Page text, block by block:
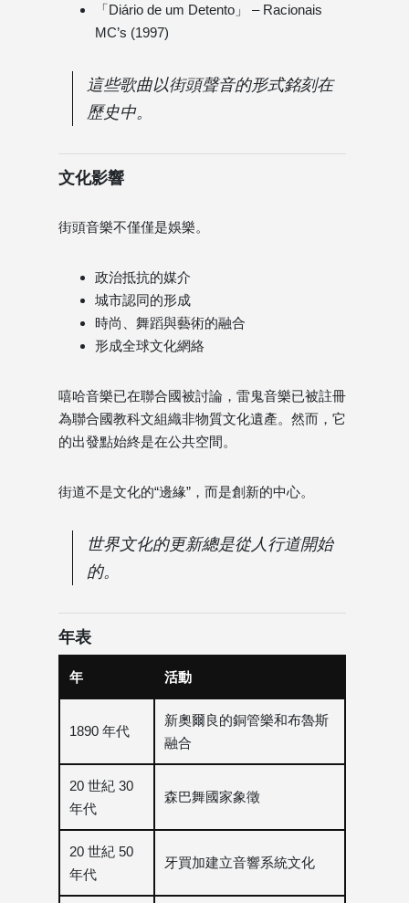
「Diário de um Detento」 – Racionais
MC’s (1997)
這些歌曲以街頭聲音的形式銘刻在
歷史中。
文化影響
街頭音樂不僅僅是娛樂。
政治抵抗的媒介
城市認同的形成
時尚、舞蹈與藝術的融合
形成全球文化網絡
嘻哈音樂已在聯合國被討論，雷鬼音樂已被註冊
為聯合國教科文組織非物質文化遺產。然而，它
的出發點始終是在公共空間。
街道不是文化的“邊緣”，而是創新的中心。
世界文化的更新總是從人行道開始
的。
年表
年 活動
1890 年代
新奧爾良的銅管樂和布魯斯
融合
20 世紀 30
年代
森巴舞國家象徵
20 世紀 50
年代
牙買加建立音響系統文化